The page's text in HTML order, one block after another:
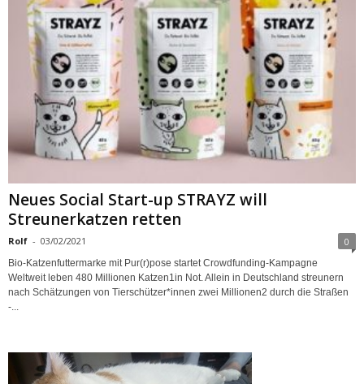
Neues Social Start-up STRAYZ will
Streunerkatzen retten
Rolf - 03/02/2021 0
Bio-Katzenfuttermarke mit Pur(r)pose startet Crowdfunding-Kampagne
Weltweit leben 480 Millionen Katzen1in Not. Allein in Deutschland streunern
nach Schätzungen von Tierschützer*innen zwei Millionen2 durch die Straßen
-...